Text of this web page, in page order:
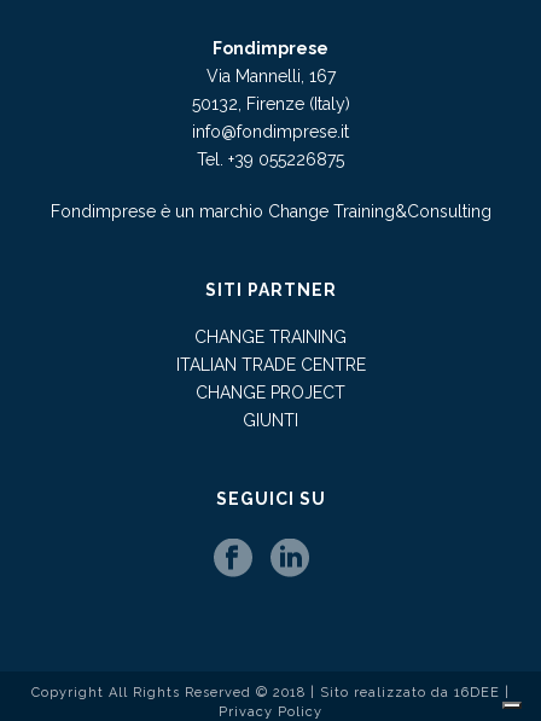
Fondimprese
Via Mannelli, 167
50132, Firenze (Italy)
info@fondimprese.it
Tel. +39 055226875
Fondimprese è un marchio Change Training&Consulting
SITI PARTNER
CHANGE TRAINING
ITALIAN TRADE CENTRE
CHANGE PROJECT
GIUNTI
SEGUICI SU
Copyright All Rights Reserved © 2018 | Sito realizzato da 16DEE
Privacy Policy